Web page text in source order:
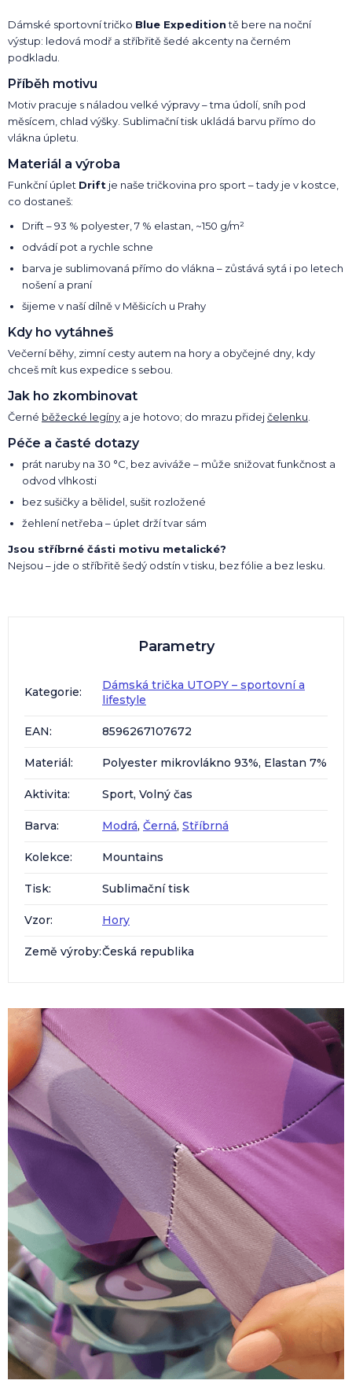
Dámské sportovní tričko Blue Expeditiontě bere na noční
výstup: ledová modř a stříbřitě šedé akcenty na černém
podkladu.
Příběh motivu
Motiv pracuje s náladou velké výpravy – tma údolí, sníh pod
měsícem, chlad výšky. Sublimační tisk ukládá barvu přímo do
vlákna úpletu.
Materiál a výroba
Funkční úplet Drift je naše tričkovina pro sport – tady je v kostce,
co dostaneš:
Drift – 93 % polyester, 7 % elastan, ~150 g/m²
odvádí pot a rychle schne
barva je sublimovaná přímo do vlákna – zůstává sytá i po letech
nošení a praní
šijeme v naší dílně v Měšicích u Prahy
Kdy ho vytáhneš
Večerní běhy, zimní cesty autem na hory a obyčejné dny, kdy
chceš mít kus expedice s sebou.
Jak ho zkombinovat
Černé běžecké legíny a je hotovo; do mrazu přidejčelenku
Péče a časté dotazy
prát naruby na 30 °C, bez aviváže – může snižovat funkčnost a
odvod vlhkosti
bez sušičky a bělidel, sušit rozložené
žehlení netřeba – úplet drží tvar sám
Jsou stříbrné části motivu metalické?
Nejsou – jde o stříbřitě šedý odstín v tisku, bez fólie a bez lesku.
Parametry
Kategorie:
Dámská trička UTOPY – sportovní a
lifestyle
EAN: 8596267107672
Materiál: Polyester mikrovlákno 93%, Elastan 7%
Aktivita: Sport, Volný čas
Barva: Modrá, Černá, Stříbrná
Kolekce: Mountains
Tisk: Sublimační tisk
Vzor: Hory
Země výroby:Česká republika